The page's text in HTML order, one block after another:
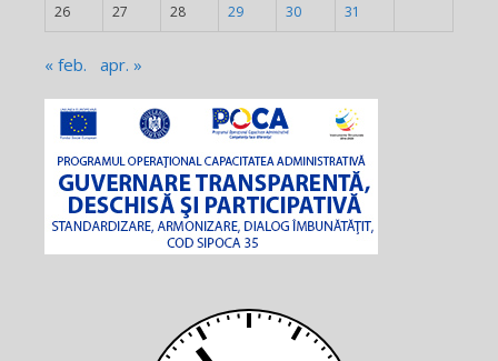
26 27 28 29 30 31
« feb. apr. »